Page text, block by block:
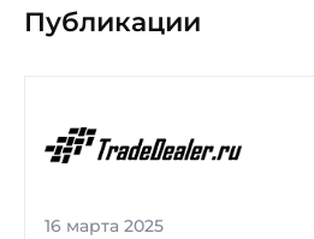
Публикации
16 марта 2025